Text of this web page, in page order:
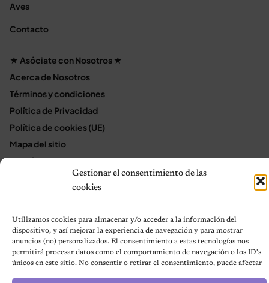
Gestionar el consentimiento de las
cookies
Utilizamos cookies para almacenar y/o acceder a la información del
dispositivo, y así mejorar la experiencia de navegación y para mostrar
anuncios (no) personalizados. El consentimiento a estas tecnologías nos
permitirá procesar datos como el comportamiento de navegación o los ID's
únicos en este sitio. No consentir o retirar el consentimiento, puede afectar
Aves
Contacto
★ Asóciate con Nosotros ★
Acerca de Nosotros
Términos y condiciones
Política de Privacidad
Política de cookies (UE)
Mapa del sitio
Contáctanos
Terms and Conditions
© 2026 Notas de Mascotas
Política de privacidad